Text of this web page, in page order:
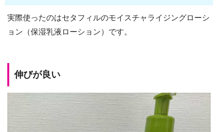
実際使ったのはセタフィルのモイスチャライジングローシ
ョン（保湿乳液ローション）です。
伸びが良い